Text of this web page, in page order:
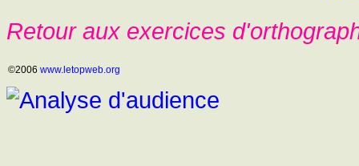
Retour aux exercices
©2006 www.letopweb.org